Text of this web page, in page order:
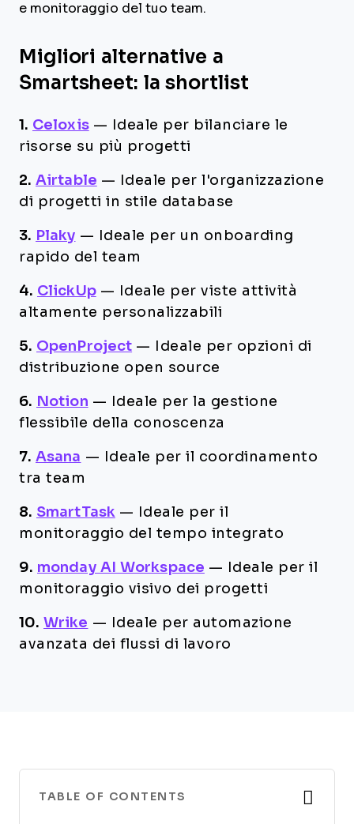
e monitoraggio del tuo team.
Migliori alternative a
Smartsheet: la shortlist
1. Celoxis —
Ideale per bilanciare le
risorse su più progetti
2. Airtable —
Ideale per l'organizzazione
di progetti in stile database
3. Plaky —
Ideale per un onboarding
rapido del team
4. ClickUp —
Ideale per viste attività
altamente personalizzabili
5. OpenProject —
Ideale per opzioni di
distribuzione open source
6. Notion —
Ideale per la gestione
flessibile della conoscenza
7. Asana —
Ideale per il coordinamento
tra team
8. SmartTask —
Ideale per il
monitoraggio del tempo integrato
9. monday AI Workspace —
Ideale per il
monitoraggio visivo dei progetti
10. Wrike —
Ideale per automazione
avanzata dei flussi di lavoro
TABLE OF CONTENTS